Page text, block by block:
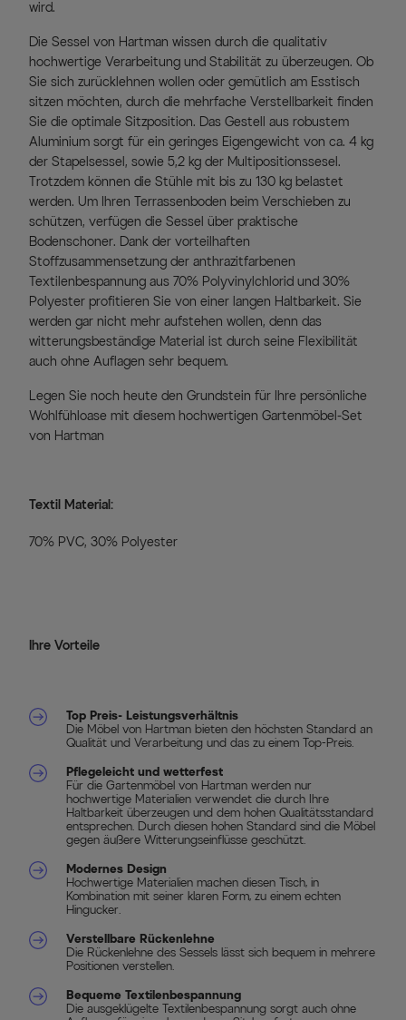
wird.
Die Sessel von Hartman wissen durch die qualitativ
hochwertige Verarbeitung und Stabilität zu überzeugen. Ob
Sie sich zurücklehnen wollen oder gemütlich am Esstisch
sitzen möchten, durch die mehrfache Verstellbarkeit finden
Sie die optimale Sitzposition. Das Gestell aus robustem
Aluminium sorgt für ein geringes Eigengewicht von ca. 4 kg
der Stapelsessel, sowie 5,2 kg der Multipositionssesel.
Trotzdem können die Stühle mit bis zu 130 kg belastet
werden. Um Ihren Terrassenboden beim Verschieben zu
schützen, verfügen die Sessel über praktische
Bodenschoner. Dank der vorteilhaften
Stoffzusammensetzung der anthrazitfarbenen
Textilenbespannung aus 70% Polyvinylchlorid und 30%
Polyester profitieren Sie von einer langen Haltbarkeit. Sie
werden gar nicht mehr aufstehen wollen, denn das
witterungsbeständige Material ist durch seine Flexibilität
auch ohne Auflagen sehr bequem.
Legen Sie noch heute den Grundstein für Ihre persönliche
Wohlfühloase mit diesem hochwertigen Gartenmöbel-Set
von Hartman
Textil Material:
70% PVC, 30% Polyester
Ihre Vorteile
Top Preis- Leistungsverhältnis
Die Möbel von Hartman bieten den höchsten Standard an
Qualität und Verarbeitung und das zu einem Top-Preis.
Pflegeleicht und wetterfest
Für die Gartenmöbel von Hartman werden nur
hochwertige Materialien verwendet die durch Ihre
Haltbarkeit überzeugen und dem hohen Qualitätsstandard
entsprechen. Durch diesen hohen Standard sind die Möbel
gegen äußere Witterungseinflüsse geschützt.
Modernes Design
Hochwertige Materialien machen diesen Tisch, in
Kombination mit seiner klaren Form, zu einem echten
Hingucker.
Verstellbare Rückenlehne
Die Rückenlehne des Sessels lässt sich bequem in mehrere
Positionen verstellen.
Bequeme Textilenbespannung
Die ausgeklügelte Textilenbespannung sorgt auch ohne